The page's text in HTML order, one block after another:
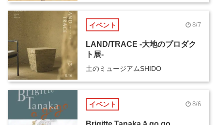
イベント 8/7
LAND/TRACE -大地のプロダク
ト展-
土のミュージアムSHIDO
イベント 8/6